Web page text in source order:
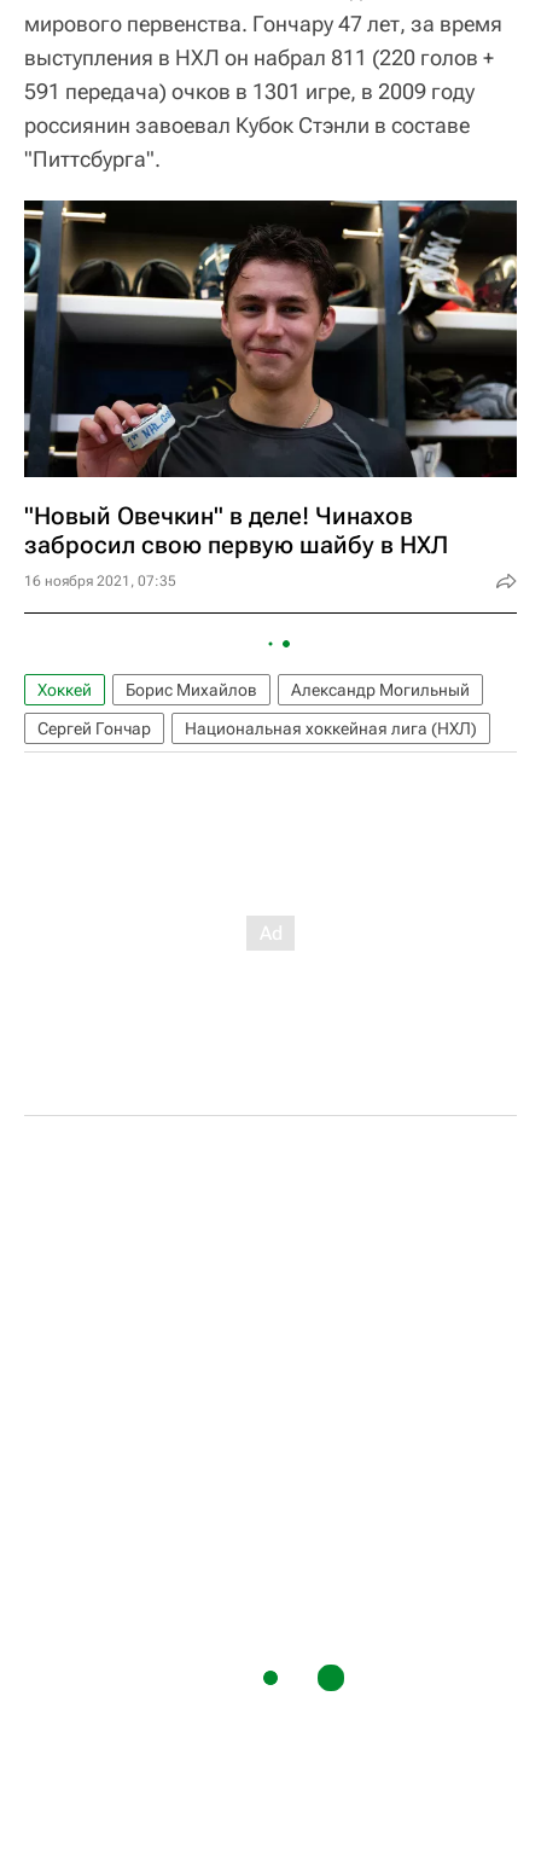
мирового первенства. Гончару 47 лет, за время
выступления в НХЛ он набрал 811 (220 голов +
591 передача) очков в 1301 игре, в 2009 году
россиянин завоевал Кубок Стэнли в составе
"Питтсбурга".
"Новый Овечкин" в деле! Чинахов
забросил свою первую шайбу в НХЛ
16 ноября 2021, 07:35
Хоккей Борис Михайлов
Александр Могильный
Сергей Гончар
Национальная хоккейная лига (НХЛ)